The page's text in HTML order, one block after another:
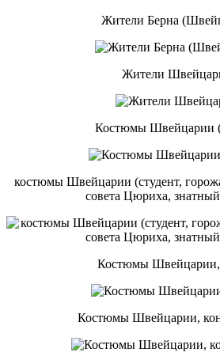
Жители Берна
Жители
Костюмы Швейцарии
костюмы Швейцарии (студент,
совета Цюриха,
Костюмы Швейцарии,
Костюмы Швейцарии,